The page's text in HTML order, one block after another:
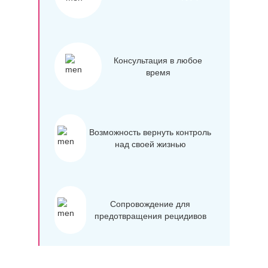
Консультация в любое
время
Возможность вернуть контроль
над своей жизнью
Сопровождение для
предотвращения рецидивов